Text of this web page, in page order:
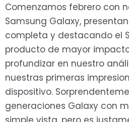
Comenzamos febrero con
Samsung Galaxy,
completa y destacando el
producto de mayor
profundizar en nuestro
nuestras primeras
dispositivo.
generaciones Galaxy con